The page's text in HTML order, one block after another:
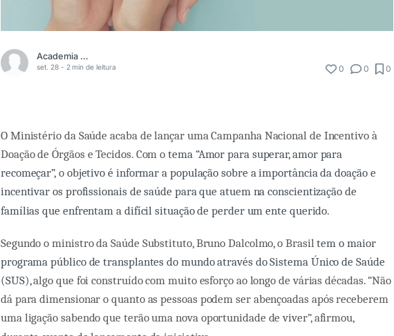
Academia Médica
set. 28 - 2 min de leitura 0 0 0
O Ministério da Saúde acaba de lançar uma Campanha Nacional de Incentivo à
Doação de Órgãos e Tecidos. Com otema “Amor para superar, amor para
recomeçar”, o objetivo é informar a população sobre a importância da doação e
incentivar os profissionais de saúde para que atuem na conscientização de
famílias que enfrentam a difícil situação de perder um ente querido.
Segundo o ministro da Saúde Substituto, Bruno Dalcolmo, o Brasiltem o maior
programa público de transplantes do mundo através do Sistema Único de Saúde
(SUS),algo que foi construído com muito esforço ao longo de várias décadas. “Não
dá para dimensionar o quanto as pessoas podem ser abençoadas após receberem
uma ligação sabendo que terão uma nova oportunidade de viver”, afirmou,